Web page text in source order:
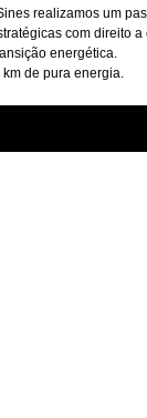
realizamos um
com direito a
energética.
de pura energia.